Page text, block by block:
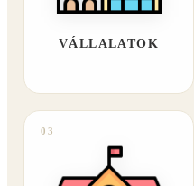
VÁLLALATOK
03